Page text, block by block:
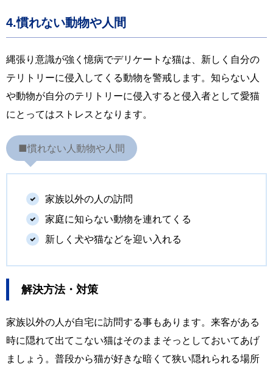
4.慣れない動物や人間
縄張り意識が強く憶病でデリケートな猫は、新しく自分の
テリトリーに侵入してくる動物を警戒します。知らない人
や動物が自分のテリトリーに侵入すると侵入者として愛猫
にとってはストレスとなります。
■慣れない人動物や人間
家族以外の人の訪問
家庭に知らない動物を連れてくる
新しく犬や猫などを迎い入れる
解決方法・対策
家族以外の人が自宅に訪問する事もあります。来客がある
時に隠れて出てこない猫はそのままそっとしておいてあげ
ましょう。普段から猫が好きな暗くて狭い隠れられる場所